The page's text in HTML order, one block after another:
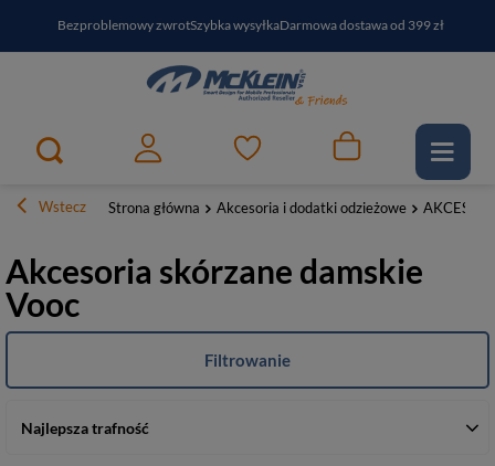
Bezproblemowy zwrotSzybka wysyłkaDarmowa dostawa od 399 zł
PayPo - kup i zapłać za30 dniZapisz się do newslettera i odbierz RABAT
Wstecz Strona główna Akcesoria i dodatki odzieżowe
Akcesoria skórzane damskie
Vooc
Najlepsza trafność
Filtrowanie